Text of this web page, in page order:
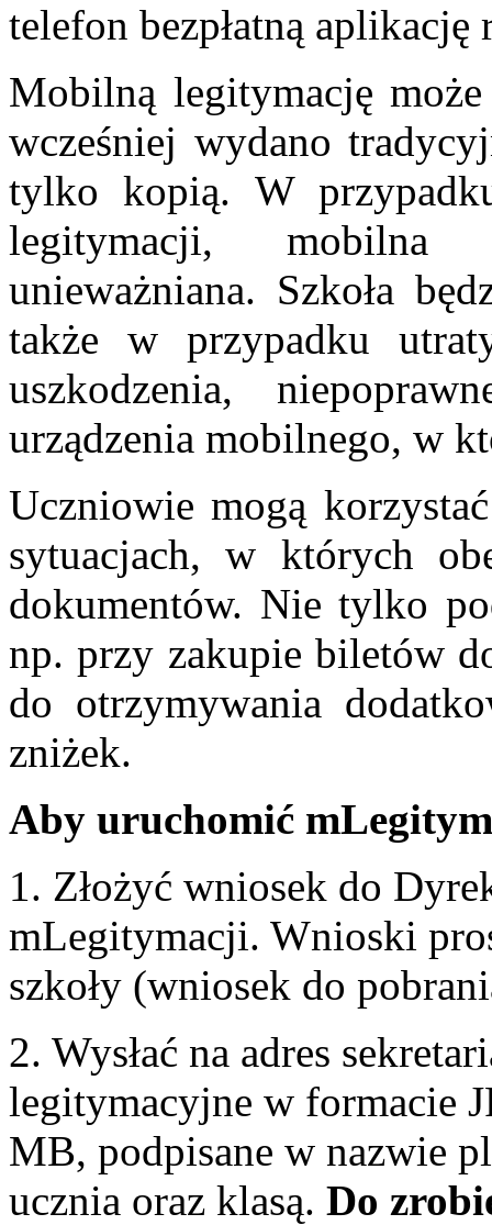
telefon bezpłatną
Mobilną legitymację
wcześniej wydano
tylko kopią. W
legitymacji, mobilna
unieważniana. Szkoła
także w przypadku
uszkodzenia,
urządzenia mobilnego, w
Uczniowie mogą
sytuacjach, w których
dokumentów. Nie tylko
np. przy zakupie biletów
do otrzymywania
zniżek.
Aby uruchomić
1. Złożyć wniosek do
mLegitymacji. Wnioski
szkoły (wniosek do
2. Wysłać na adres
legitymacyjne w formacie
MB, podpisane w nazwie
ucznia oraz klasą. Do